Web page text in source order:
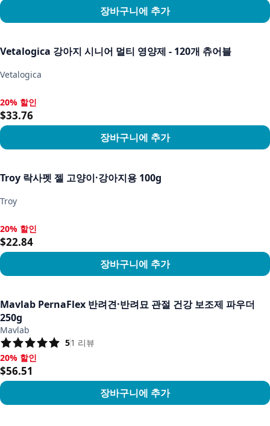
장바구니에 추가
Vetalogica 강아지 시니어 멀티 영양제 - 120개 츄어블
Vetalogica
20% 할인, $33.76
20% 할인
$33.76
장바구니에 추가
Troy 락사펫 젤 고양이·강아지용 100g
Troy
20% 할인, $22.84
20% 할인
$22.84
장바구니에 추가
Mavlab PernaFlex 반려견·반려묘 관절 건강 보조제 파우더
250g
Mavlab
51 리뷰
20% 할인, $56.51
20% 할인
$56.51
장바구니에 추가